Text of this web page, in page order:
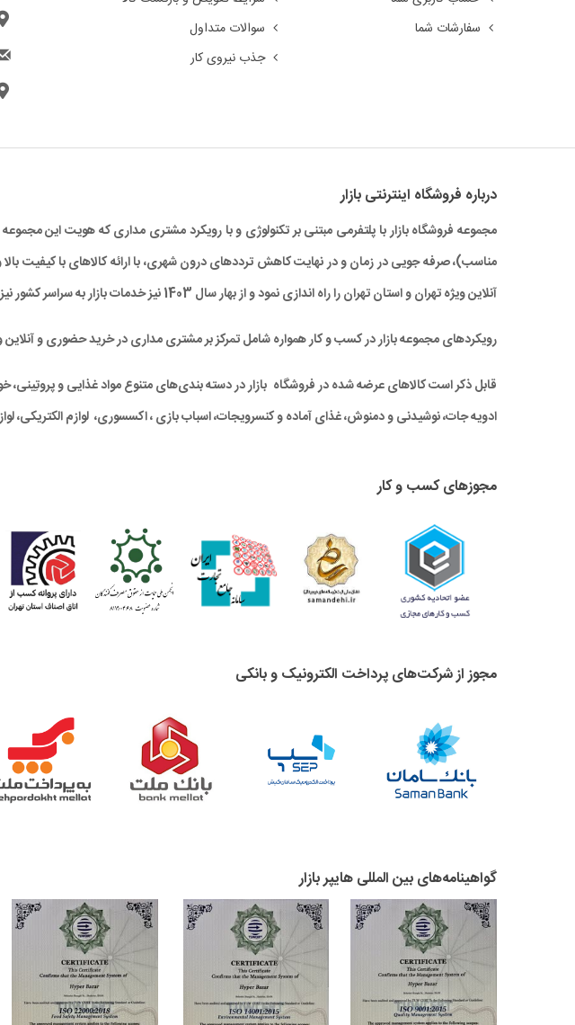
سفارشات شما
سوالات متداول
جذب نیروی کار
درباره‌ فروشگاه اینترنتی بازار
مجموعه فروشگاه بازار با پلتفرمی مبتنی بر تکنولوژی و با رویکرد مشتری مداری که هویت این
آنلاین ویژه تهران و استان تهران را راه‌ اندازی نمود و از بهار سال 1403 نیز خدمات بازار به سراسر کشور نیز گسترش یافته است.
رویکردهای مجموعه بازار در کسب و کار همواره شامل تمرکز بر مشتری مداری در خرید حضوری و
قابل ذکر است کالاهای عرضه شده در فروشگاه بازار در دسته بندی‌های متنوع مواد غذایی و پروتِینی،
ادویه جات، نوشیدنی و دمنوش، غذای آماده و کنسرویجات، اسباب بازی ، اکسسوری، لوازم
مجوزهای کسب و کار
مجوز از شرکت‌های پرداخت الکترونیک و بانکی
گواهینامه‌های بین المللی هایپر بازار